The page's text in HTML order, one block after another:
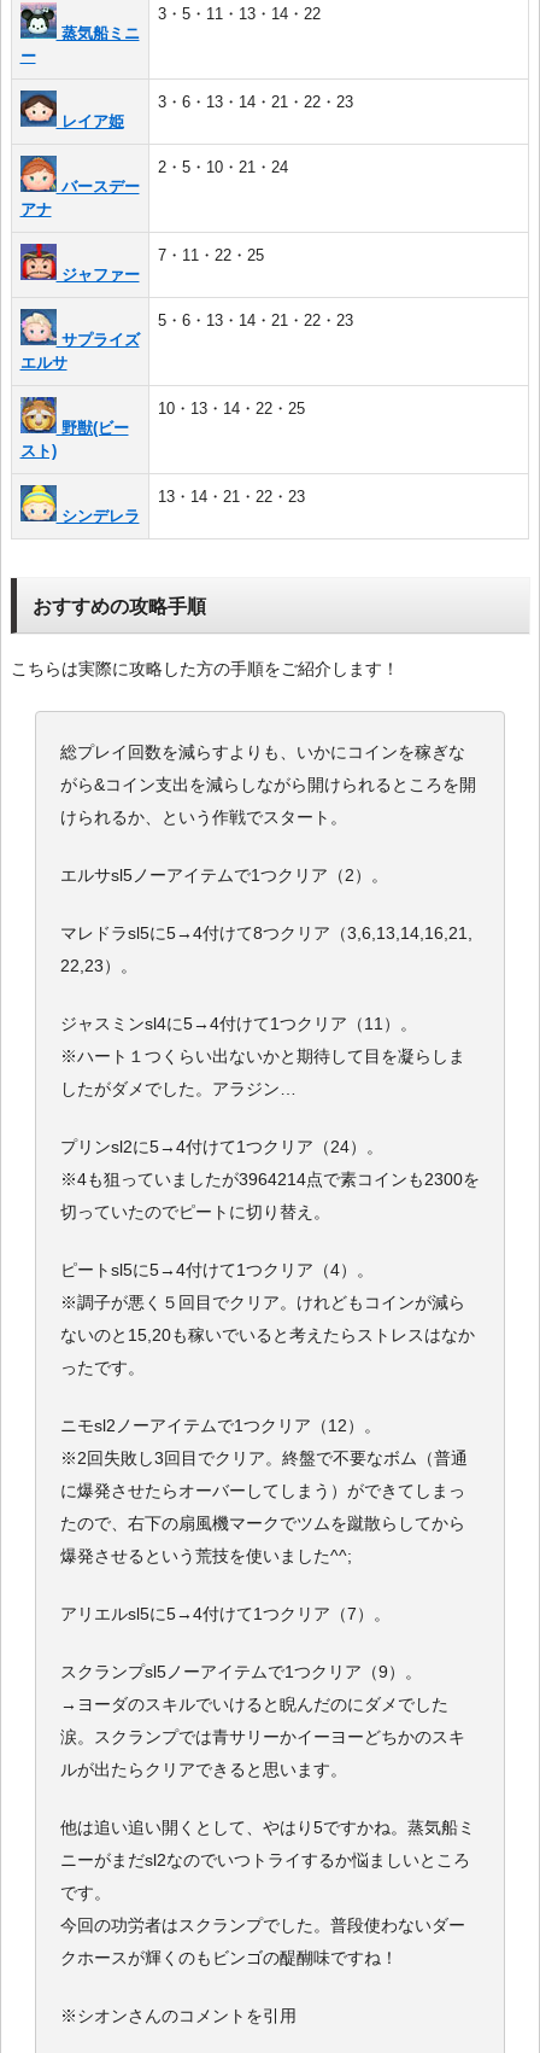
蒸気船ミニ
ー
3・5・11・13・14・22
レイア姫
3・6・13・14・21・22・23
バースデー
アナ
2・5・10・21・24
ジャファー
7・11・22・25
サプライズ
エルサ
5・6・13・14・21・22・23
野獣(ビー
スト)
10・13・14・22・25
シンデレラ
13・14・21・22・23
おすすめの攻略手順
こちらは実際に攻略した方の手順をご紹介します！
総プレイ回数を減らすよりも、いかにコインを稼ぎな
がら&コイン支出を減らしながら開けられるところを開
けられるか、という作戦でスタート。
エルサsl5ノーアイテムで1つクリア（2）。
マレドラsl5に5→4付けて8つクリア（3,6,13,14,16,21,
22,23）。
ジャスミンsl4に5→4付けて1つクリア（11）。
※ハート１つくらい出ないかと期待して目を凝らしま
したがダメでした。アラジン…
プリンsl2に5→4付けて1つクリア（24）。
※4も狙っていましたが3964214点で素コインも2300を
切っていたのでピートに切り替え。
ピートsl5に5→4付けて1つクリア（4）。
※調子が悪く５回目でクリア。けれどもコインが減ら
ないのと15,20も稼いでいると考えたらストレスはなか
ったです。
ニモsl2ノーアイテムで1つクリア（12）。
※2回失敗し3回目でクリア。終盤で不要なボム（普通
に爆発させたらオーバーしてしまう）ができてしまっ
たので、右下の扇風機マークでツムを蹴散らしてから
爆発させるという荒技を使いました^^;
アリエルsl5に5→4付けて1つクリア（7）。
スクランプsl5ノーアイテムで1つクリア（9）。
→ヨーダのスキルでいけると睨んだのにダメでした
涙。スクランプでは青サリーかイーヨーどちかのスキ
ルが出たらクリアできると思います。
他は追い追い開くとして、やはり5ですかね。蒸気船ミ
ニーがまだsl2なのでいつトライするか悩ましいところ
です。
今回の功労者はスクランプでした。普段使わないダー
クホースが輝くのもビンゴの醍醐味ですね！
※シオンさんのコメントを引用